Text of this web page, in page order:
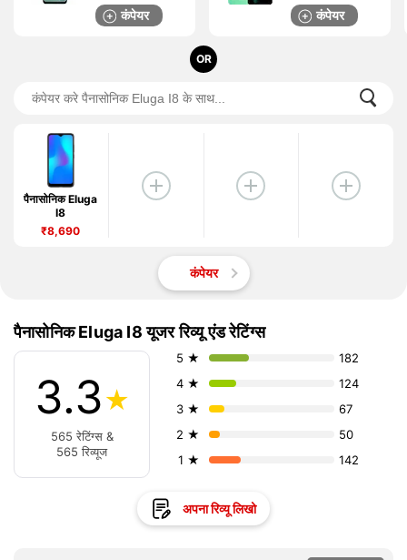
कंपेयर कंपेयर
OR
पैनासोनिक Eluga
I8
₹8,690
कंपेयर
पैनासोनिक Eluga I8 यूजर रिव्यू एंड रेटिंग्स
3.3★
565 रेटिंग्स &
565 रिव्यूज
5 ★
182
4 ★
124
3 ★
67
2 ★
50
1 ★
142
अपना रिव्यू लिखो